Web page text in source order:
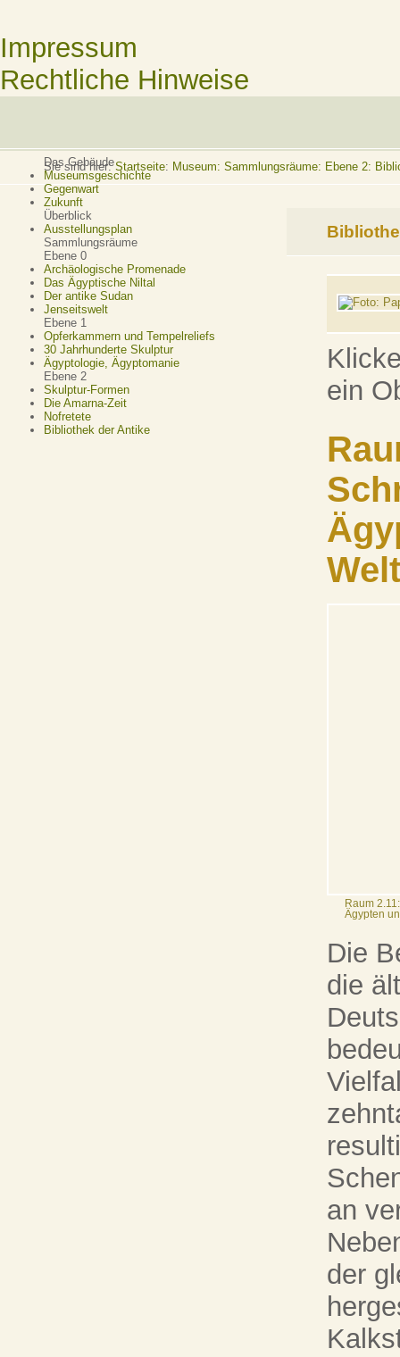
Impressum
Rechtliche Hinweise
Das Gebäude
Museumsgeschichte
Gegenwart
Zukunft
Überblick
Ausstellungsplan
Sammlungsräume
Ebene 0
Archäologische Promenade
Das Ägyptische Niltal
Der antike Sudan
Jenseitswelt
Ebene 1
Opferkammern und Tempelreliefs
30 Jahrhunderte Skulptur
Ägyptologie, Ägyptomanie
Ebene 2
Skulptur-Formen
Die Amarna-Zeit
Nofretete
Bibliothek der Antike
Sie sind hier:Startseite: Museum: Sammlungsräume: Ebene 2:
ein
Welt
Raum
Ägypten
Die
die
an
der